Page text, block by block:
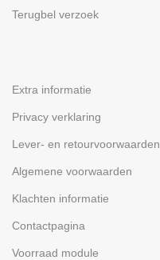
Terugbel verzoek
Extra informatie
Privacy verklaring
Lever- en retourvoorwaarden
Algemene voorwaarden
Klachten informatie
Contactpagina
Voorraad module